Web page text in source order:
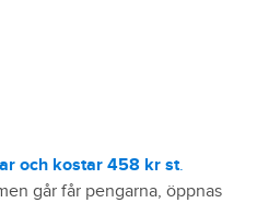
och kostar 458 kr st.
går får pengarna, öppnas